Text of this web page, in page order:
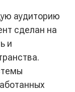
аудиторию
сделан на
и